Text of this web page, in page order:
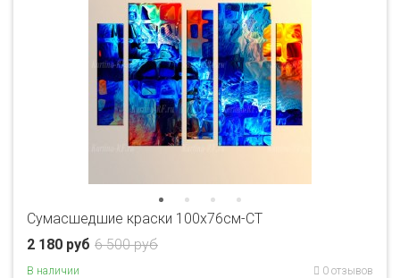
Сумасшедшие краски 100х76см-CT
6 500 руб
2 180 руб
В наличии 0 отзывов